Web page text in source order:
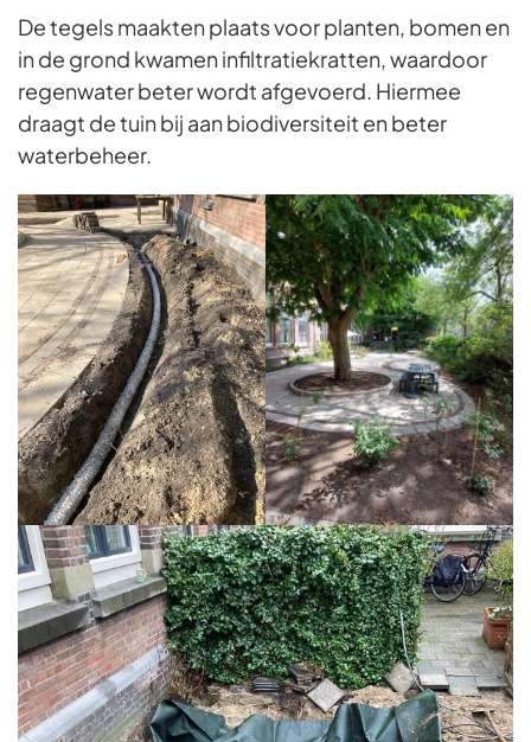
De tegels maakten plaats voor planten, bomen en
in de grond kwamen infiltratiekratten, waardoor
regenwater beter wordt afgevoerd. Hiermee
draagt de tuin bij aan biodiversiteit en beter
waterbeheer.